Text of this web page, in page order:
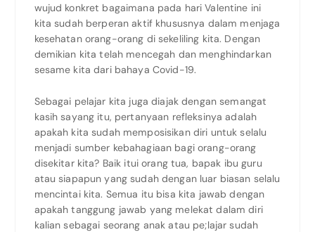
wujud konkret bagaimana pada hari Valentine ini
kita sudah berperan aktif khususnya dalam menjaga
kesehatan orang-orang di sekeliling kita. Dengan
demikian kita telah mencegah dan menghindarkan
sesame kita dari bahaya Covid-19.
Sebagai pelajar kita juga diajak dengan semangat
kasih sayang itu, pertanyaan refleksinya adalah
apakah kita sudah memposisikan diri untuk selalu
menjadi sumber kebahagiaan bagi orang-orang
disekitar kita? Baik itui orang tua, bapak ibu guru
atau siapapun yang sudah dengan luar biasan selalu
mencintai kita. Semua itu bisa kita jawab dengan
apakah tanggung jawab yang melekat dalam diri
kalian sebagai seorang anak atau pe;lajar sudah